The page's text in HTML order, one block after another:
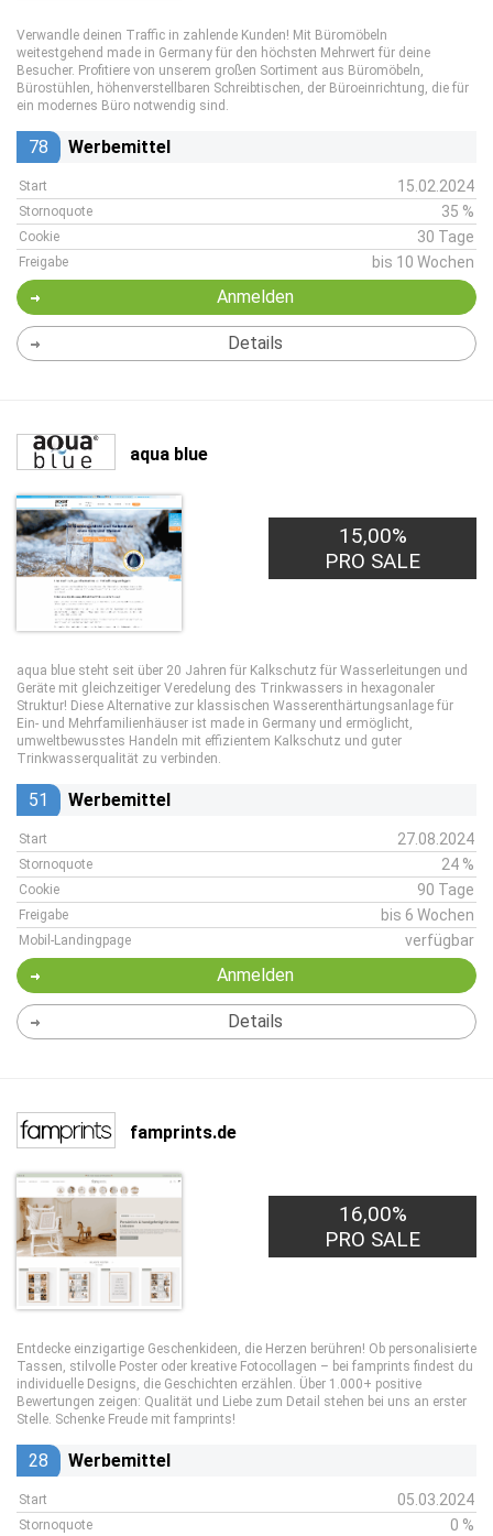
Verwandle deinen Traffic in zahlende Kunden! Mit Büromöbeln
weitestgehend made in Germany für den höchsten Mehrwert für deine
Besucher. Profitiere von unserem großen Sortiment aus Büromöbeln,
Bürostühlen, höhenverstellbaren Schreibtischen, der Büroeinrichtung, die für
ein modernes Büro notwendig sind.
78 Werbemittel
Start 15.02.2024
Stornoquote 35 %
Cookie 30 Tage
Freigabe bis 10 Wochen
Anmelden
Details
aqua blue
10,00€
PRO LEAD
15,00%
PRO SALE
aqua blue steht seit über 20 Jahren für Kalkschutz für Wasserleitungen und
Geräte mit gleichzeitiger Veredelung des Trinkwassers in hexagonaler
Struktur! Diese Alternative zur klassischen Wasserenthärtungsanlage für
Ein- und Mehrfamilienhäuser ist made in Germany und ermöglicht,
umweltbewusstes Handeln mit effizientem Kalkschutz und guter
Trinkwasserqualität zu verbinden.
51 Werbemittel
Start 27.08.2024
Stornoquote 24 %
Cookie 90 Tage
Freigabe bis 6 Wochen
Mobil-Landingpage verfügbar
Anmelden
Details
famprints.de
16,00%
PRO SALE
Entdecke einzigartige Geschenkideen, die Herzen berühren! Ob personalisierte
Tassen, stilvolle Poster oder kreative Fotocollagen – bei famprints findest du
individuelle Designs, die Geschichten erzählen. Über 1.000+ positive
Bewertungen zeigen: Qualität und Liebe zum Detail stehen bei uns an erster
Stelle. Schenke Freude mit famprints!
28 Werbemittel
Start 05.03.2024
Stornoquote 0 %